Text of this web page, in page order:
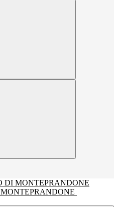
MONTEPRANDONE